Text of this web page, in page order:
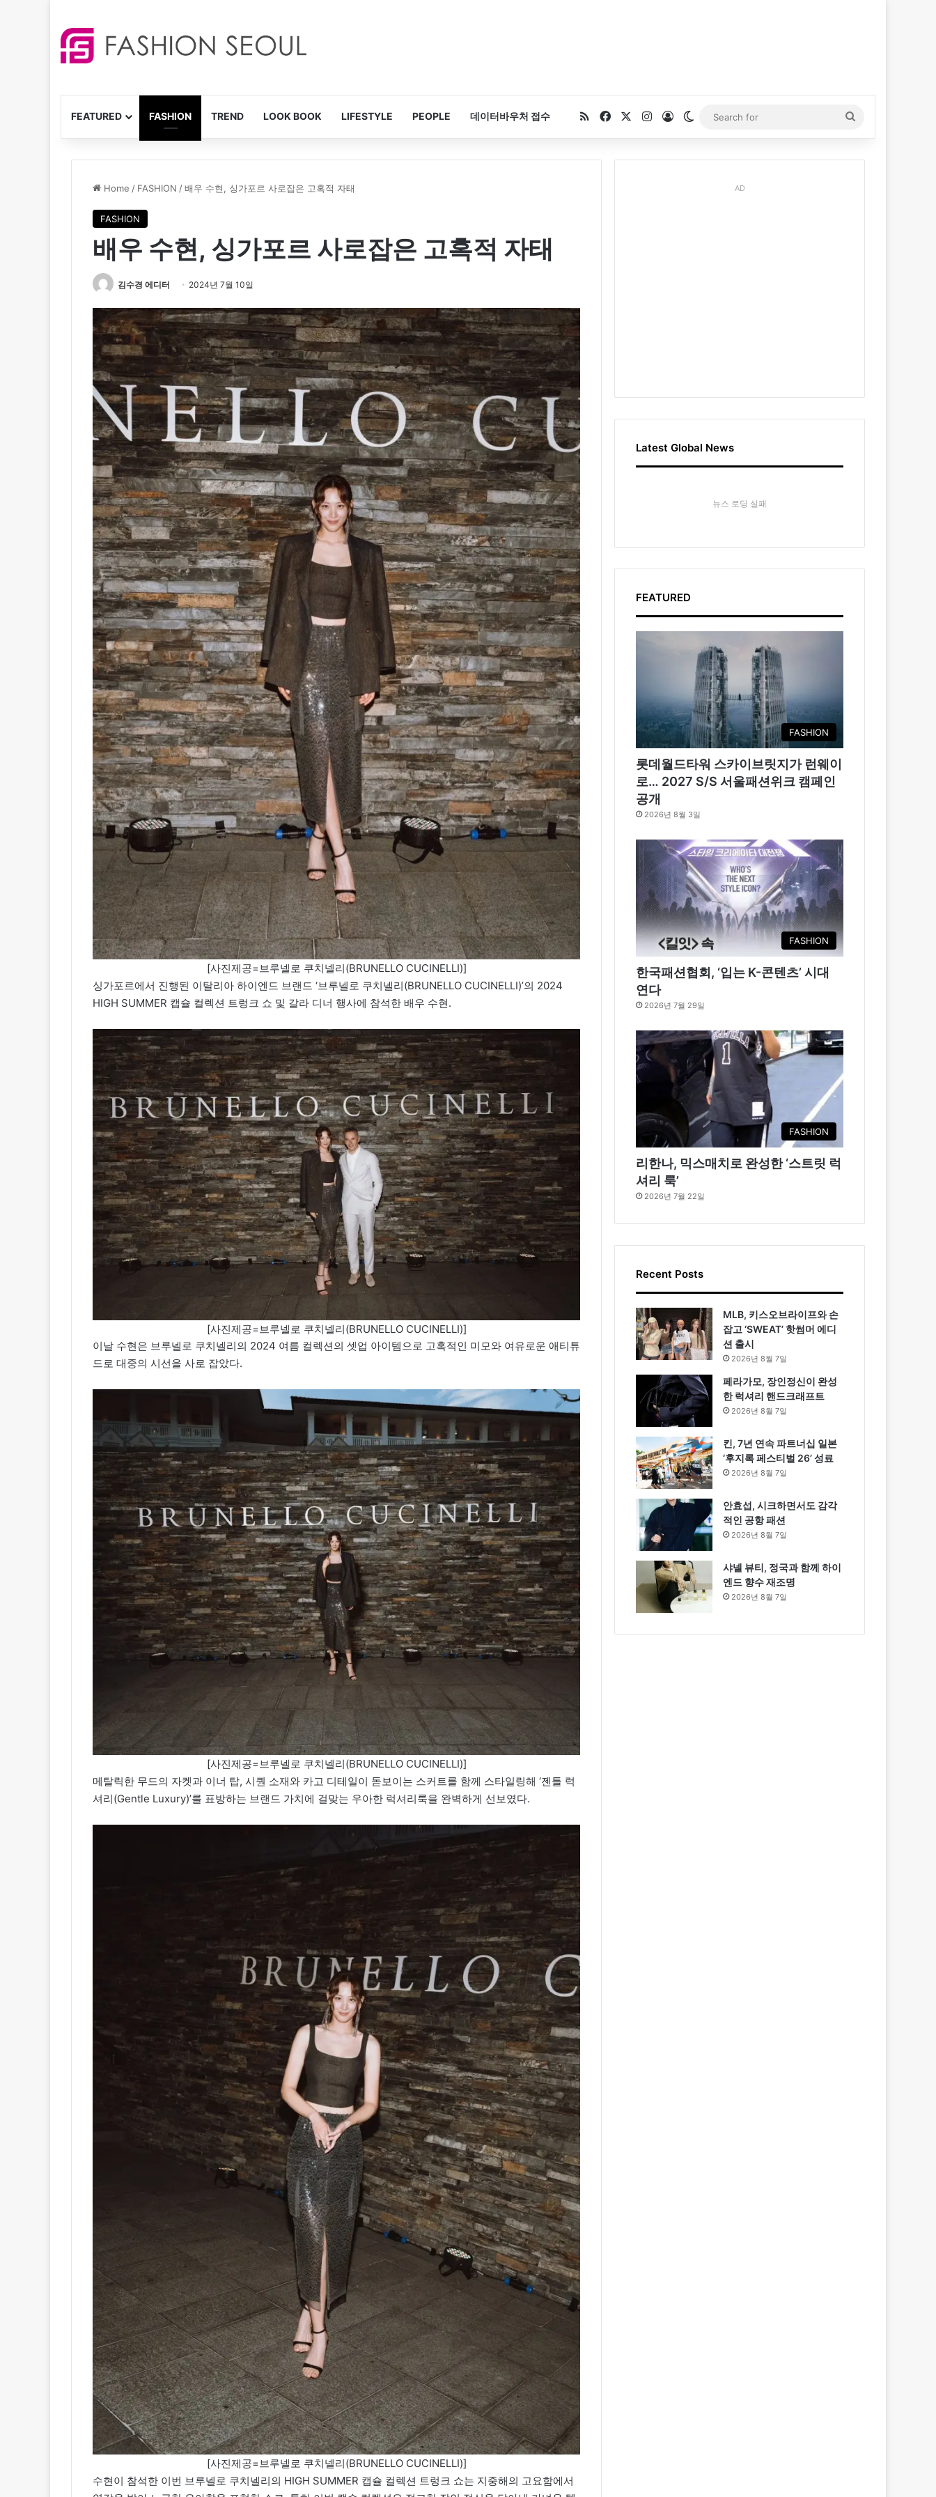
FEATURED FASHION TREND LOOK BOOK LIFESTYLE PEOPLE 데이터바우처 접수 RSSFacebookInstagram
Log InSwitch skin
for
Home / FASHION /배우 수현, 싱가포르 사로잡은 고혹적 자태
FASHION
배우 수현, 싱가포르 사로잡은 고혹적 자태
김수경 에디터 2024년 7월 10일
[사진제공=브루넬로 쿠치넬리(BRUNELLO CUCINELLI)]
싱가포르에서 진행된 이탈리아 하이엔드 브랜드 ‘브루넬로 쿠치넬리(BRUNELLO CUCINELLI)’의 2024
HIGH SUMMER 캡슐 컬렉션 트렁크 쇼 및 갈라 디너 행사에 참석한 배우 수현.
[사진제공=브루넬로 쿠치넬리(BRUNELLO CUCINELLI)]
이날 수현은 브루넬로 쿠치넬리의 2024 여름 컬렉션의 셋업 아이템으로 고혹적인 미모와 여유로운 애티튜
드로 대중의 시선을 사로 잡았다.
[사진제공=브루넬로 쿠치넬리(BRUNELLO CUCINELLI)]
메탈릭한 무드의 자켓과 이너 탑, 시퀀 소재와 카고 디테일이 돋보이는 스커트를 함께 스타일링해 ‘젠틀 럭
셔리(Gentle Luxury)’를 표방하는 브랜드 가치에 걸맞는 우아한 럭셔리룩을 완벽하게 선보였다.
[사진제공=브루넬로 쿠치넬리(BRUNELLO CUCINELLI)]
수현이 참석한 이번 브루넬로 쿠치넬리의 HIGH SUMMER 캡슐 컬렉션 트렁크 쇼는 지중해의 고요함에서
AD
Latest Global News
뉴스 로딩 실패
FEATURED
FASHION
롯데월드타워 스카이브릿지가 런웨이
로… 2027 S/S 서울패션위크 캠페인
공개
2026년 8월 3일
FASHION
한국패션협회, ‘입는 K-콘텐츠’ 시대
연다
2026년 7월 29일
FASHION
리한나, 믹스매치로 완성한 ‘스트릿 럭
셔리 룩’
2026년 7월 22일
Recent Posts
MLB, 키스오브라이프와 손
잡고 ‘SWEAT’ 핫썸머 에디
션 출시
2026년 8월 7일
페라가모, 장인정신이 완성
한 럭셔리 핸드크래프트
2026년 8월 7일
킨, 7년 연속 파트너십 일본
‘후지록 페스티벌 26’ 성료
2026년 8월 7일
안효섭, 시크하면서도 감각
적인 공항 패션
2026년 8월 7일
샤넬 뷰티, 정국과 함께 하이
엔드 향수 재조명
2026년 8월 7일